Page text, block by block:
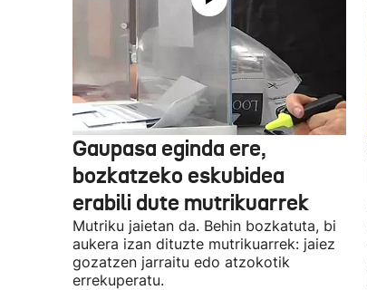
Gaupasa eginda ere,
bozkatzeko eskubidea
erabili dute mutrikuarrek
Mutriku jaietan da. Behin bozkatuta, bi
aukera izan dituzte mutrikuarrek: jaiez
gozatzen jarraitu edo atzokotik
errekuperatu.